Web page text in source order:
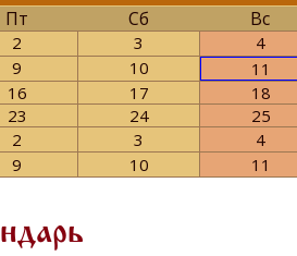
Пт Сб Вс
2 3
4
9 10
11
16 17
18
23 24
25
2 3
4
9 10 11